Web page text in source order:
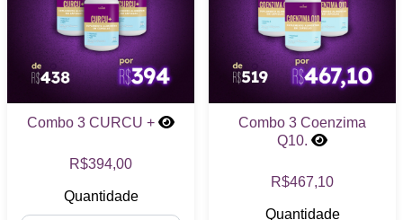
Combo 3 CURCU +
R$394,00
Quantidade
Combo 3 Coenzima
Q10.
R$467,10
Quantidade